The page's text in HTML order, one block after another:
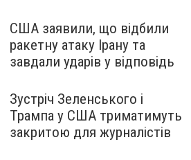
США заявили, що відбили
ракетну атаку Ірану та
завдали ударів у відповідь
Зустріч Зеленського і
Трампа у США триматимуть
закритою для журналістів